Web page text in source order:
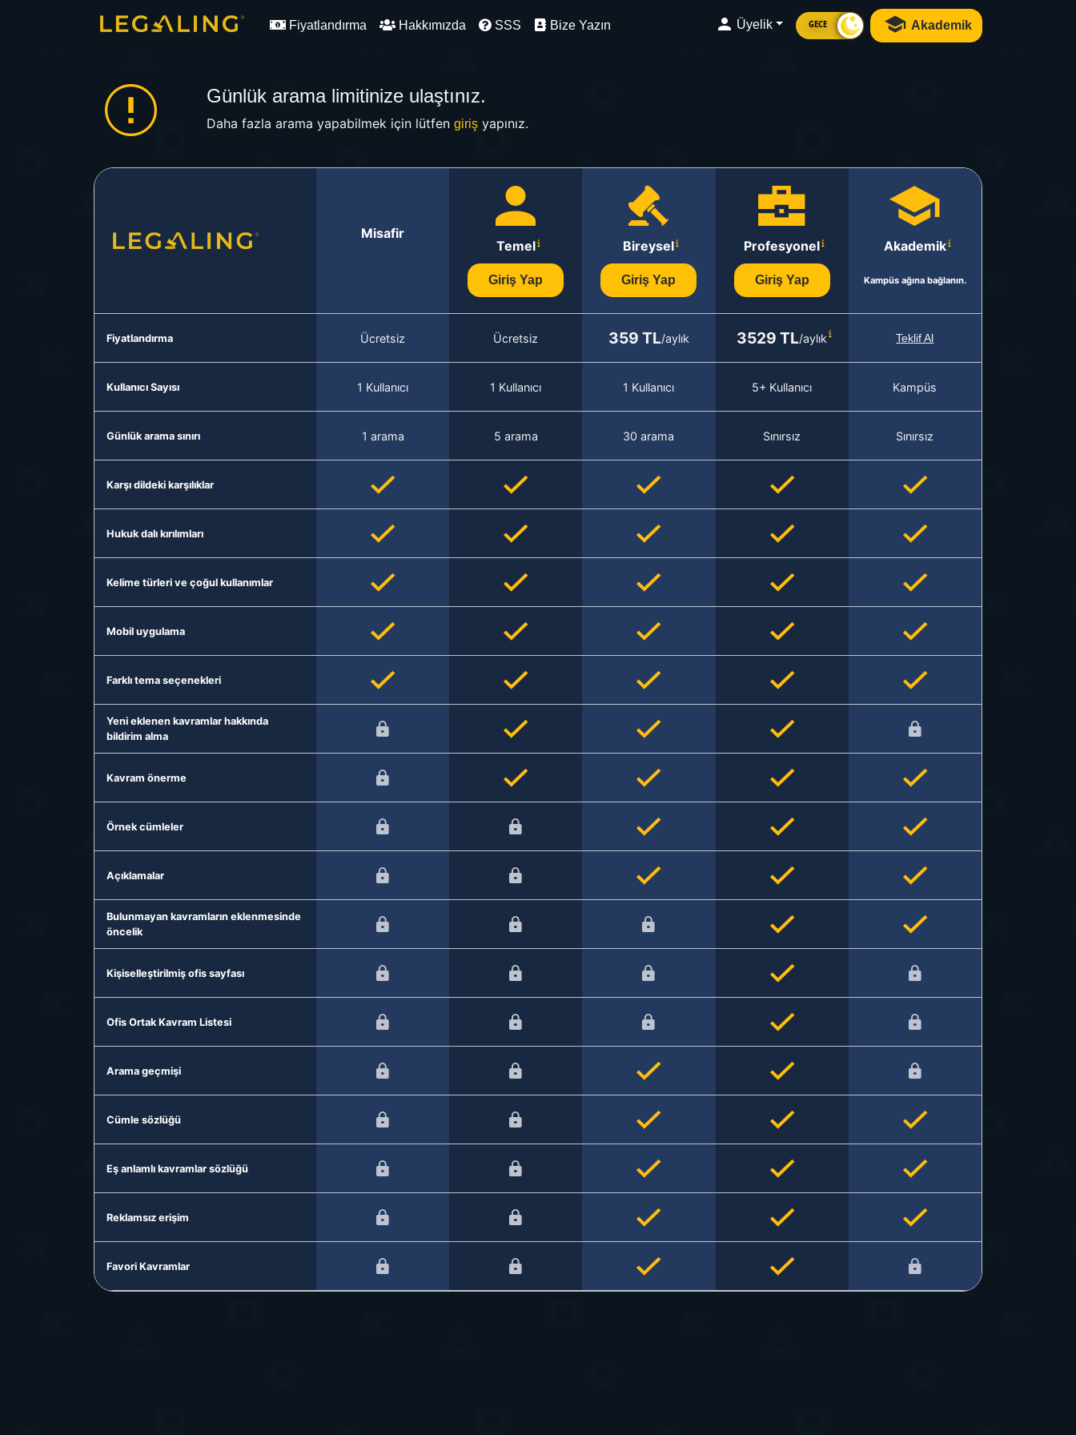
Fiyatlandırma Hakkımızda SSS Bize Yazın Üyelik GECE Akademik
Günlük arama limitinize ulaştınız.
Daha fazla arama yapabilmek için lütfen girişyapınız.
Misafir
Temel
Giriş Yap
Bireysel
Giriş Yap
Profesyonel
Giriş Yap
Akademik
Kampüs ağına bağlanın.
Fiyatlandırma Ücretsiz Ücretsiz 359 TL/aylık 3529 TL/aylık Teklif Al
Kullanıcı Sayısı 1 Kullanıcı 1 Kullanıcı 1 Kullanıcı 5+ Kullanıcı Kampüs
Günlük arama sınırı 1 arama 5 arama 30 arama Sınırsız Sınırsız
Karşı dildeki karşılıklar
Hukuk dalı kırılımları
Kelime türleri ve çoğul kullanımlar
Mobil uygulama
Farklı tema seçenekleri
Yeni eklenen kavramlar hakkında
bildirim alma
Kavram önerme
Örnek cümleler
Açıklamalar
Bulunmayan kavramların eklenmesinde
öncelik
Kişiselleştirilmiş ofis sayfası
Ofis Ortak Kavram Listesi
Arama geçmişi
Cümle sözlüğü
Eş anlamlı kavramlar sözlüğü
Reklamsız erişim
Favori Kavramlar